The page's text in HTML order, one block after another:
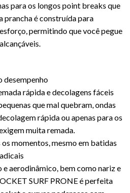
para os longos point breaks que
prancha é construída para
permitindo que você pegue
desempenho
rápida e decolagens fáceis
que mal quebram, ondas
rápida ou apenas para os
muita remada.
momentos, mesmo em batidas
aerodinâmico, bem como nariz e
SURF PRONE é perfeita